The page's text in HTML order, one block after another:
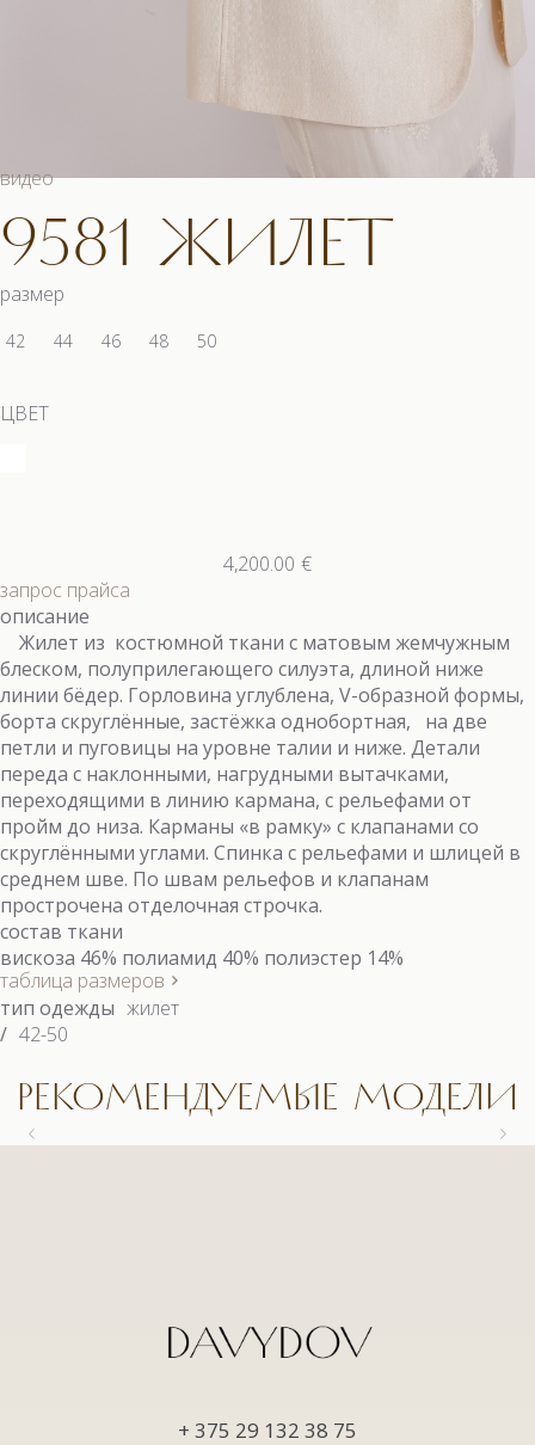
видео
9581 ЖИЛЕТ
размер
42 44 46 48 50
ЦВЕТ
€
4,200.00
запрос прайса
описание
Жилет из костюмной ткани с матовым жемчужным
блеском, полуприлегающего силуэта, длиной ниже
линии бёдер. Горловина углублена, V-образной формы,
борта скруглённые, застёжка однобортная, на две
петли и пуговицы на уровне талии и ниже. Детали
переда с наклонными, нагрудными вытачками,
переходящими в линию кармана, с рельефами от
пройм до низа. Карманы «в рамку» с клапанами со
скруглёнными углами. Спинка с рельефами и шлицей в
среднем шве. По швам рельефов и клапанам
прострочена отделочная строчка.
состав ткани
вискоза 46% полиамид 40% полиэстер 14%
таблица размеров
тип одежды жилет
/ 42-50
РЕКОМЕНДУЕМЫЕ МОДЕЛИ
9558.1 КОСТЮМ
9558.1 КОСТЮМ
9663 БЛУЗКА
9622.1 КОСТЮМ (3)
+ 375 29 132 38 75